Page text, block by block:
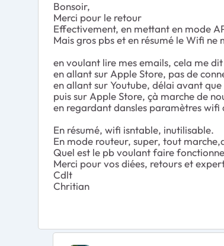
Bonsoir,
Merci pour le retour
Effectivement, en mettant en mode
Mais gros pbs et en résumé le Wifi ne
en voulant lire mes emails, cela me
en allant sur Apple Store, pas de
en allant sur Youtube, délai avant
puis sur Apple Store, çà marche de
en regardant dansles paramètres
En résumé, wifi isntable, inutilisable.
En mode routeur, super, tout
Quel est le pb voulant faire
Merci pour vos diées, retours et
Cdlt
Chritian